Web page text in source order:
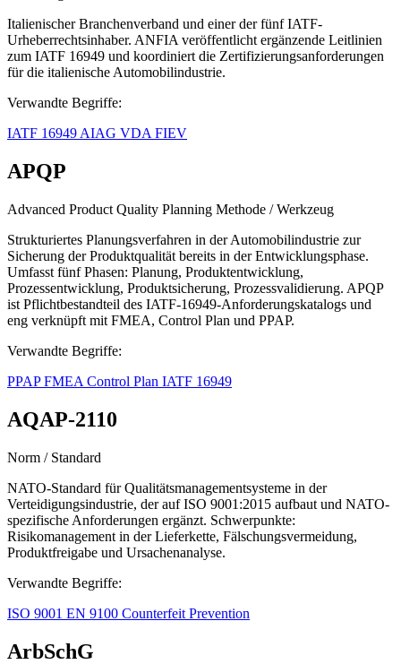
Italienischer Branchenverband und einer der fünf IATF-
Urheberrechtsinhaber. ANFIA veröffentlicht ergänzende Leitlinien
zum IATF 16949 und koordiniert die Zertifizierungsanforderungen
für die italienische Automobilindustrie.
Verwandte Begriffe:
IATF 16949 AIAG VDA FIEV
APQP
Advanced Product Quality Planning Methode / Werkzeug
Strukturiertes Planungsverfahren in der Automobilindustrie zur
Sicherung der Produktqualität bereits in der Entwicklungsphase.
Umfasst fünf Phasen: Planung, Produktentwicklung,
Prozessentwicklung, Produktsicherung, Prozessvalidierung. APQP
ist Pflichtbestandteil des IATF-16949-Anforderungskatalogs und
eng verknüpft mit FMEA, Control Plan und PPAP.
Verwandte Begriffe:
PPAPFMEA Control Plan IATF 16949
AQAP-2110
Norm / Standard
NATO-Standard für Qualitätsmanagementsysteme in der
Verteidigungsindustrie, der auf ISO 9001:2015 aufbaut und NATO-
spezifische Anforderungen ergänzt. Schwerpunkte:
Risikomanagement in der Lieferkette, Fälschungsvermeidung,
Produktfreigabe und Ursachenanalyse.
Verwandte Begriffe:
ISO 9001 EN 9100 Counterfeit Prevention
ArbSchG